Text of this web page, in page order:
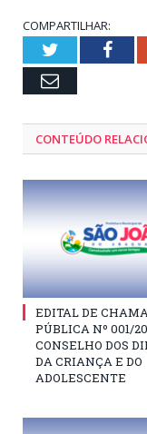
COMPARTILHAR:
Twitter
Email
CONTEÚDO
EDITAL DE
PÚBLICA Nº 001/
CONSELHO DOS
DA CRIANÇA E DO
ADOLESCENTE